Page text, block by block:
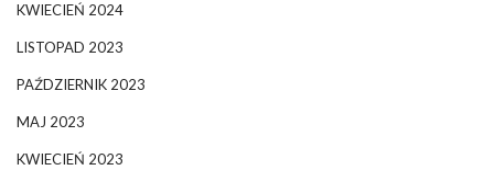
KWIECIEŃ 2024
LISTOPAD 2023
PAŹDZIERNIK 2023
MAJ 2023
KWIECIEŃ 2023